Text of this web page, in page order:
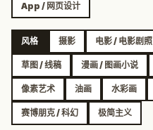
App / 网页设计
风格 摄影 电影 / 电影剧照
草图 / 线稿 漫画 / 图画小说
像素艺术 油画 水彩画
赛博朋克 / 科幻 极简主义